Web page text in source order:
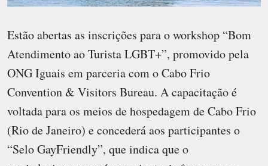
Estão abertas as inscrições para o workshop “Bom
Atendimento ao Turista LGBT+”, promovido pela
ONG Iguais em parceria com o Cabo Frio
Convention & Visitors Bureau. A capacitação é
voltada para os meios de hospedagem de Cabo Frio
(Rio de Janeiro) e concederá aos participantes o
“Selo GayFriendly”, que indica que o